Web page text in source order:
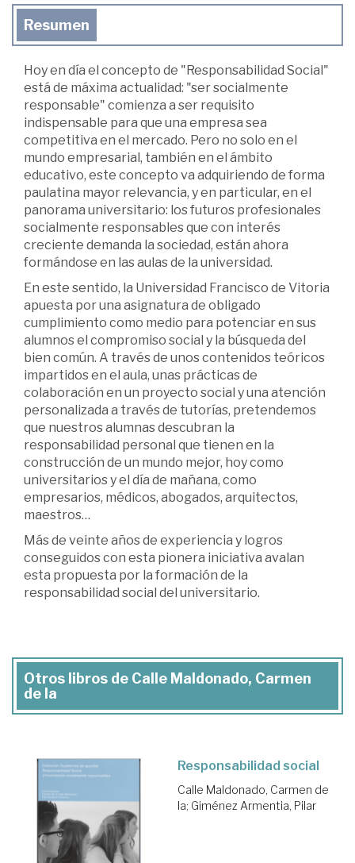
Resumen
Hoy en día el concepto de "Responsabilidad Social"
está de máxima actualidad: "ser socialmente
responsable" comienza a ser requisito
indispensable para que una empresa sea
competitiva en el mercado. Pero no solo en el
mundo empresarial, también en el ámbito
educativo, este concepto va adquiriendo de forma
paulatina mayor relevancia, y en particular, en el
panorama universitario: los futuros profesionales
socialmente responsables que con interés
creciente demanda la sociedad, están ahora
formándose en las aulas de la universidad.
En este sentido, la Universidad Francisco de Vitoria
apuesta por una asignatura de obligado
cumplimiento como medio para potenciar en sus
alumnos el compromiso social y la búsqueda del
bien común. A través de unos contenidos teóricos
impartidos en el aula, unas prácticas de
colaboración en un proyecto social y una atención
personalizada a través de tutorías, pretendemos
que nuestros alumnas descubran la
responsabilidad personal que tienen en la
construcción de un mundo mejor, hoy como
universitarios y el día de mañana, como
empresarios, médicos, abogados, arquitectos,
maestros…
Más de veinte años de experiencia y logros
conseguidos con esta pionera iniciativa avalan
esta propuesta por la formación de la
responsabilidad social del universitario.
Otros libros de Calle Maldonado, Carmen
de la
Responsabilidad social
Calle Maldonado, Carmen de
la; Giménez Armentia, Pilar